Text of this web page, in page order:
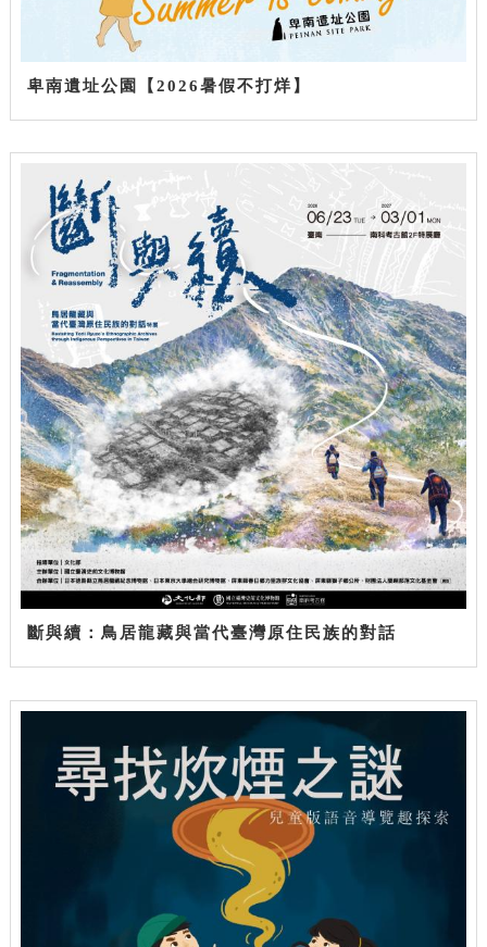
卑南遺址公園【2026暑假不打烊】
斷與續：鳥居龍藏與當代臺灣原住民族的對話